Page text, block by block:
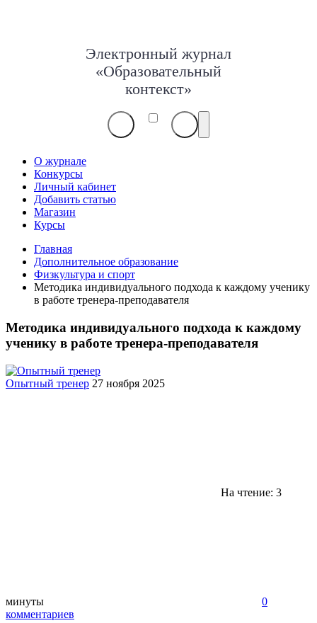
Электронный журнал
«Образовательный
контекст»
О журнале
Конкурсы
Личный кабинет
Добавить статью
Магазин
Курсы
Главная
Дополнительное образование
Физкультура и спорт
Методика индивидуального подхода к каждому ученику
в работе тренера-преподавателя
Методика индивидуального подхода к каждому
ученику в работе тренера-преподавателя
Опытный тренер 27 ноября 2025
На чтение: 3
минуты
0
комментариев